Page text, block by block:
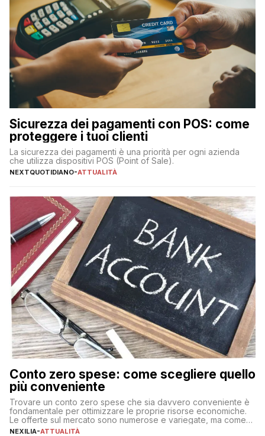
Sicurezza dei pagamenti con POS: come
proteggere i tuoi clienti
La sicurezza dei pagamenti è una priorità per ogni azienda
che utilizza dispositivi POS (Point of Sale).
NEXTQUOTIDIANO-ATTUALITÀ
Conto zero spese: come scegliere quello
più conveniente
Trovare un conto zero spese che sia davvero conveniente è
fondamentale per ottimizzare le proprie risorse economiche.
Le offerte sul mercato sono numerose e variegate, ma come
individuare quella più adatta alle proprie esigenze senza
NEXILIA-ATTUALITÀ